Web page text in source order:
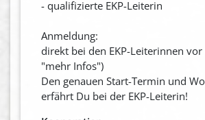
- qualifizierte EKP-Leiterin
Anmeldung:
direkt bei den EKP-Leiterinnen
"mehr Infos")
Den genauen Start-Termin und
erfährt Du bei der EKP-Leiterin!